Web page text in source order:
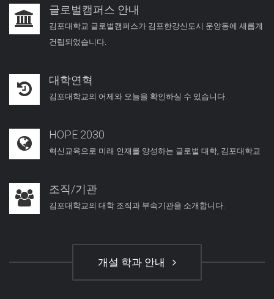
글로벌캠퍼스 안내
김포대학교 글로벌캠퍼스가 김포한강신도시 운양동에 새롭게
건립되었습니다.
대학연혁
김포대학교의 어제와 오늘을 확인하실 수 있습니다.
HOPE 2030
혁신교육으로 미래 인재를 양성하는 글로벌 대학, 김포대학교
조직/기관
김포대학교의 대학 조직과 부속기관을 소개합니다.
개설 학과 안내